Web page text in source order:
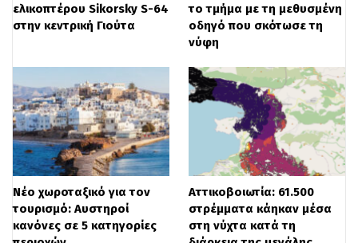
ενώ μεταξύ τους διατηρούν συγγενικούς
ή φιλικούς δεσμούς. Περισσότερες
λεπτομέρειες για την υπόθεση είναι
διαθέσιμες στο ertflix.gr, ενώ σχετικό
ηχητικό υλικό μπορείτε να βρείτε στο
ertecho.gr.
ελικοπτέρου Sikorsky S-64
στην κεντρική Γιούτα
το τμήμα με τη μεθυσμένη
οδηγό που σκότωσε τη
νύφη
Νέο χωροταξικό για τον
τουρισμό: Αυστηροί
κανόνες σε 5 κατηγορίες
Αττικοβοιωτία: 61.500
στρέμματα κάηκαν μέσα
στη νύχτα κατά τη